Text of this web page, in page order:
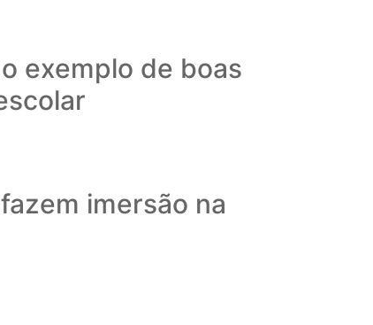
exemplo de boas
imersão na